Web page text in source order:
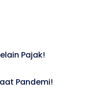
Pajak!
Pandemi!